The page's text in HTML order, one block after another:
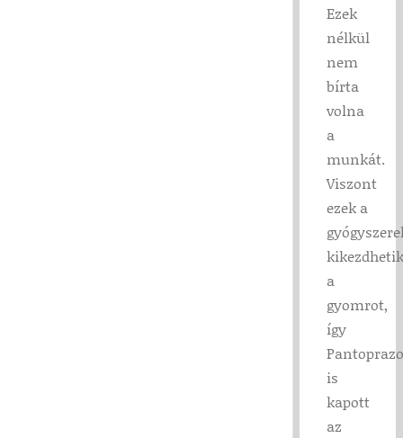
Ezek
nélkül
nem
bírta
volna
a
munkát.
Viszont
ezek a
kikezdhetik
a
gyomrot,
így
is
kapott
az